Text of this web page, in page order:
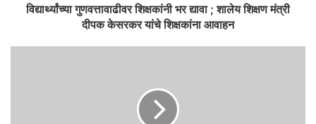
विद्यार्थ्यांच्या गुणवत्तावाढीवर शिक्षकांनी भर द्यावा ; शालेय शिक्षण मंत्री
दीपक केसरकर यांचे शिक्षकांना आवाहन